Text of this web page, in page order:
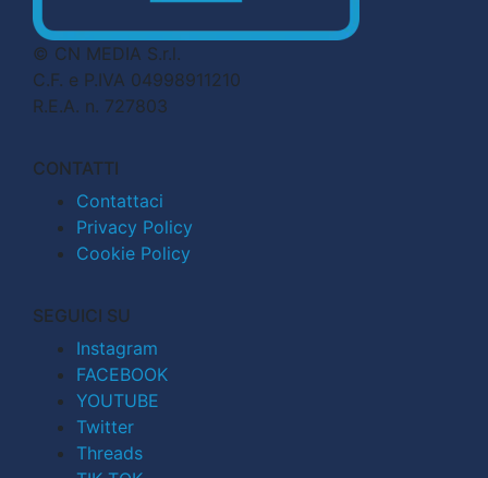
© CN MEDIA S.r.l.
C.F. e P.IVA 04998911210
R.E.A. n. 727803
CONTATTI
Contattaci
Privacy Policy
Cookie Policy
SEGUICI SU
Instagram
FACEBOOK
YOUTUBE
Twitter
Threads